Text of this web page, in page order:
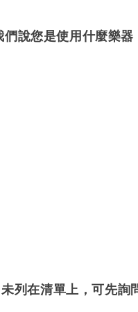
們說您是使用什麼樂
列在清單上，可先詢